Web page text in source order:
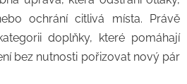
ochrání citlivá místa. Právě
doplňky, které pomáhají
bez nutnosti pořizovat nový pár